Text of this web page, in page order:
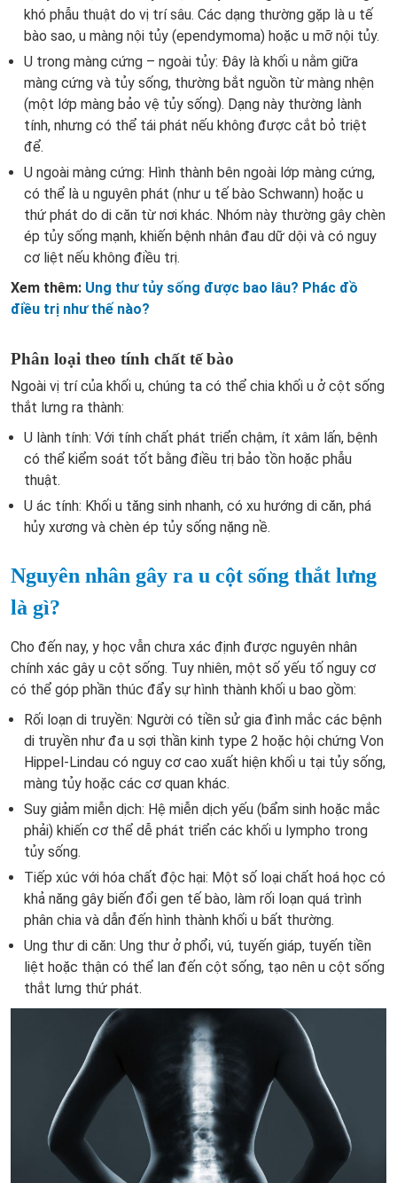
khó phẫu thuật do vị trí sâu. Các dạng thường gặp là u tế
bào sao, u màng nội tủy (ependymoma) hoặc u mỡ nội tủy.
U trong màng cứng – ngoài tủy: Đây là khối u nằm giữa
màng cứng và tủy sống, thường bắt nguồn từ màng nhện
(một lớp màng bảo vệ tủy sống). Dạng này thường lành
tính, nhưng có thể tái phát nếu không được cắt bỏ triệt
để.
U ngoài màng cứng: Hình thành bên ngoài lớp màng cứng,
có thể là u nguyên phát (như u tế bào Schwann) hoặc u
thứ phát do di căn từ nơi khác. Nhóm này thường gây chèn
ép tủy sống mạnh, khiến bệnh nhân đau dữ dội và có nguy
cơ liệt nếu không điều trị.
Xem thêm: Ung thư tủy sống được bao lâu? Phác đồ
điều trị như thế nào?
Phân loại theo tính chất tế bào
Ngoài vị trí của khối u, chúng ta có thể chia khối u ở cột sống
thắt lưng ra thành:
U lành tính: Với tính chất phát triển chậm, ít xâm lấn, bệnh
có thể kiểm soát tốt bằng điều trị bảo tồn hoặc phẫu
thuật.
U ác tính: Khối u tăng sinh nhanh, có xu hướng di căn, phá
hủy xương và chèn ép tủy sống nặng nề.
Nguyên nhân gây ra u cột sống thắt lưng
là gì?
Cho đến nay, y học vẫn chưa xác định được nguyên nhân
chính xác gây u cột sống. Tuy nhiên, một số yếu tố nguy cơ
có thể góp phần thúc đẩy sự hình thành khối u bao gồm:
Rối loạn di truyền: Người có tiền sử gia đình mắc các bệnh
di truyền như đa u sợi thần kinh type 2 hoặc hội chứng Von
Hippel-Lindau có nguy cơ cao xuất hiện khối u tại tủy sống,
màng tủy hoặc các cơ quan khác.
Suy giảm miễn dịch: Hệ miễn dịch yếu (bẩm sinh hoặc mắc
phải) khiến cơ thể dễ phát triển các khối u lympho trong
tủy sống.
Tiếp xúc với hóa chất độc hại: Một số loại chất hoá học có
khả năng gây biến đổi gen tế bào, làm rối loạn quá trình
phân chia và dẫn đến hình thành khối u bất thường.
Ung thư di căn: Ung thư ở phổi, vú, tuyến giáp, tuyến tiền
liệt hoặc thận có thể lan đến cột sống, tạo nên u cột sống
thắt lưng thứ phát.